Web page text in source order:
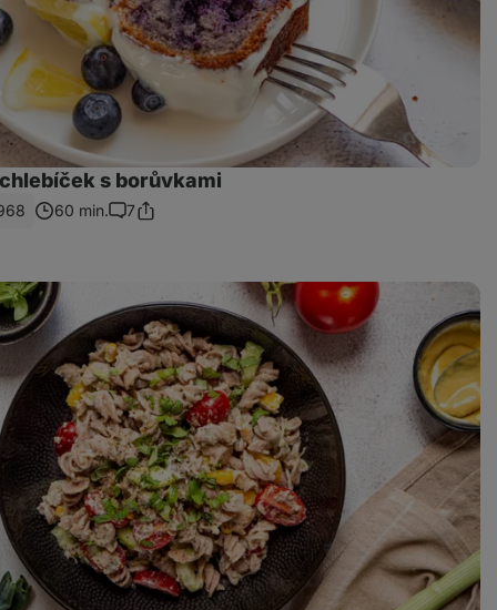
s borůvkami
60 min.
Komentáre
7Zdieľať